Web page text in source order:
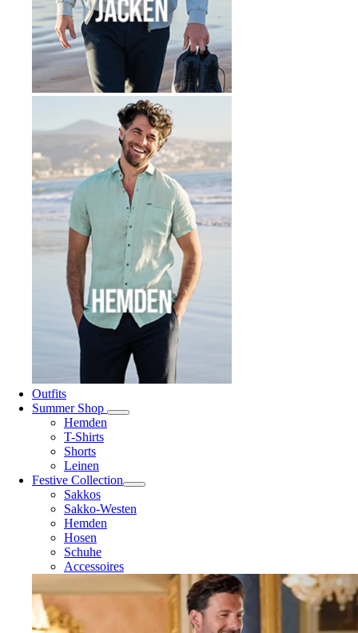
Outfits
Summer Shop
Hemden
T-Shirts
Shorts
Leinen
Festive Collection
Sakkos
Sakko-Westen
Hemden
Hosen
Schuhe
Accessoires